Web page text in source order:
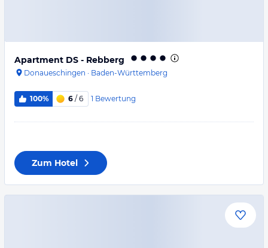
Apartment DS - Rebberg
Donaueschingen · Baden-Württemberg
100% 6 / 6 1 Bewertung
Zum Hotel